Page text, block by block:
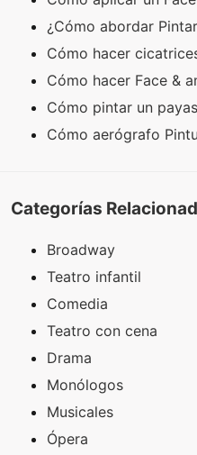
¿Cómo abordar
Cómo hacer
Cómo hacer Face &
Cómo pintar un
Cómo aerógrafo
Categorías
Broadway
Teatro infantil
Comedia
Teatro con cena
Drama
Monólogos
Musicales
Ópera